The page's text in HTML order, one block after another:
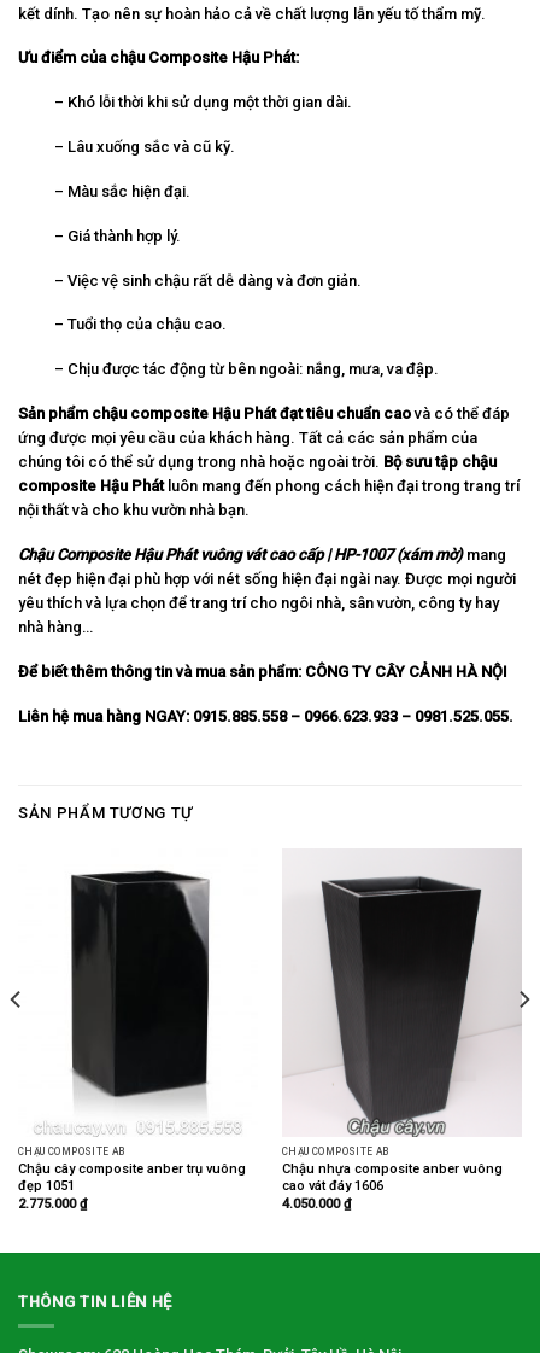
kết dính. Tạo nên sự hoàn hảo cả về chất lượng lẫn yếu tố thẩm mỹ.
Ưu điểm của chậu Composite Hậu Phát:
– Khó lỗi thời khi sử dụng một thời gian dài.
– Lâu xuống sắc và cũ kỹ.
– Màu sắc hiện đại.
– Giá thành hợp lý.
– Việc vệ sinh chậu rất dễ dàng và đơn giản.
– Tuổi thọ của chậu cao.
– Chịu được tác động từ bên ngoài: nắng, mưa, va đập.
Sản phẩm chậu composite Hậu Phát đạt tiêu chuẩn caovà có thể đáp
ứng được mọi yêu cầu của khách hàng. Tất cả các sản phẩm của
chúng tôi có thể sử dụng trong nhà hoặc ngoài trời. Bộ sưu tập chậu
composite Hậu Phátluôn mang đến phong cách hiện đại trong trang trí
nội thất và cho khu vườn nhà bạn.
Chậu Composite Hậu Phát vuông vát cao cấp | HP-1007 (xám mờ)mang
nét đẹp hiện đại phù hợp với nét sống hiện đại ngài nay. Được mọi người
yêu thích và lựa chọn để trang trí cho ngôi nhà, sân vườn, công ty hay
nhà hàng…
Để biết thêm thông tin và mua sản phẩm: CÔNG TY CÂY CẢNH HÀ NỘI
Liên hệ mua hàng NGAY: 0915.885.558 – 0966.623.933 – 0981.525.055.
SẢN PHẨM TƯƠNG TỰ
CHẬU COMPOSITE AB
Chậu cây composite anber trụ vuông
đẹp 1051
2.775.000₫
CHẬU COMPOSITE AB
Chậu nhựa composite anber vuông
cao vát đáy 1606
4.050.000₫
THÔNG TIN LIÊN HỆ